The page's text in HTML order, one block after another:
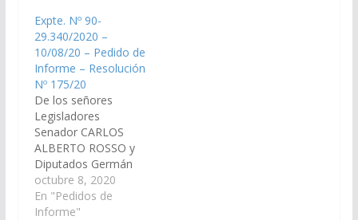
este Cuerpo, solicitar
al Ministerio de
Economía y Servicios
Públicos informe, en
un plazo de cinco (5)
días lo siguiente:…
Expte. Nº 90-
29.340/2020 –
10/08/20 – Pedido de
Informe – Resolución
Nº 175/20
De los señores
Legisladores
Senador CARLOS
ALBERTO ROSSO y
Diputados Germán
Ralle y Daniel
Segura, de
conformidad a lo
octubre 8, 2020
En "Pedidos de
Informe"